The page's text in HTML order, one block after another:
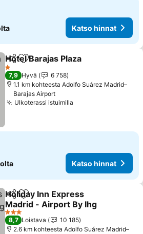
Katso hinnat
Jaa Lisää suosikkeihin
Hotel Barajas Plaza
1 Tähtiluokitus
7,9 Hyvä
6 758
1.1 km kohteesta Adolfo Suárez Madrid–
Barajas Airport
Ulkoterassi istuimilla
Katso hinnat
Jaa Lisää suosikkeihin
Holiday Inn Express
Madrid - Airport By Ihg
3 Tähtiluokitus
8,7 Loistava
10 185
2.6 km kohteesta Adolfo Suárez Madrid–